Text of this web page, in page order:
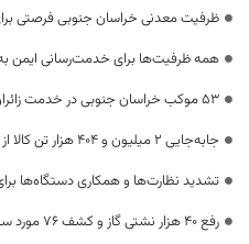
ظرفیت معدنی خراسان جنوبی فرصتی
همه ظرفیت‌ها برای خدمت‌رسانی ایمن
53 موکب خراسان جنوبی در خدمت زائران اربعین
جابه‌جایی 2 میلیون و 404 هزار تن کالا از خراسان جنوبی به سراسر کشور
تشدید نظارت‌ها و همکاری دستگاه‌ها
رفع 40 هزار نشتی گاز و کشف 76 مورد سرقت گاز در چهار ماهه نخست سال